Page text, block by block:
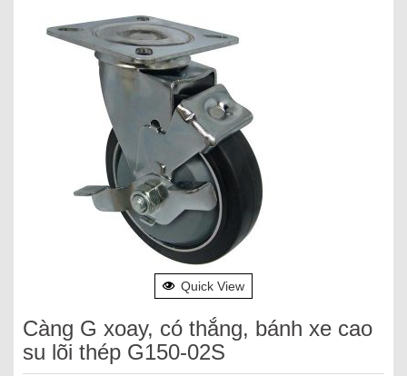
Quick View
Càng G xoay, có thắng, bánh xe cao
su lõi thép G150-02S